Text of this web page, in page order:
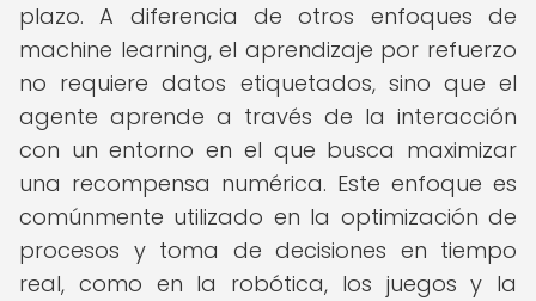
plazo. A diferencia de otros enfoques de
machine learning, el aprendizaje por refuerzo
no requiere datos etiquetados, sino que el
agente aprende a través de la interacción
con un entorno en el que busca maximizar
una recompensa numérica. Este enfoque es
comúnmente utilizado en la optimización de
procesos y toma de decisiones en tiempo
real, como en la robótica, los juegos y la